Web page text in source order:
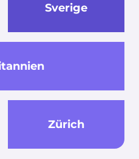
Sverige
Zürich